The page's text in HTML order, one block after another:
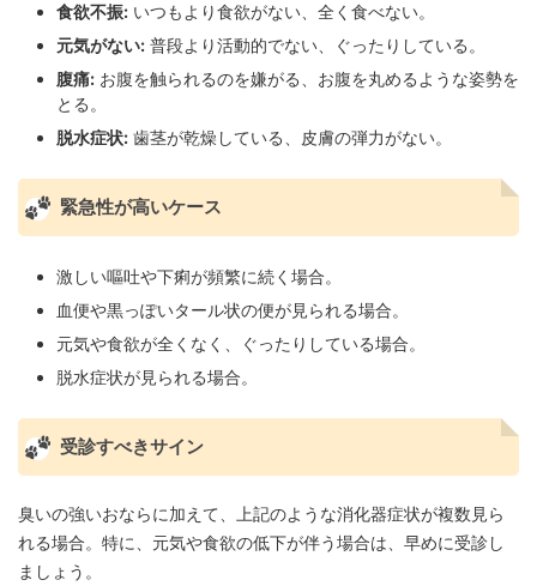
食欲不振: いつもより食欲がない、全く食べない。
元気がない: 普段より活動的でない、ぐったりしている。
腹痛: お腹を触られるのを嫌がる、お腹を丸めるような姿勢を
とる。
脱水症状: 歯茎が乾燥している、皮膚の弾力がない。
緊急性が高いケース
激しい嘔吐や下痢が頻繁に続く場合。
血便や黒っぽいタール状の便が見られる場合。
元気や食欲が全くなく、ぐったりしている場合。
脱水症状が見られる場合。
受診すべきサイン
臭いの強いおならに加えて、上記のような消化器症状が複数見ら
れる場合。特に、元気や食欲の低下が伴う場合は、早めに受診し
ましょう。